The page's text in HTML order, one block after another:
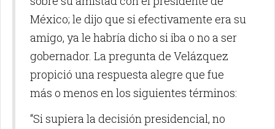
México; le dijo que si efectivamente era su
amigo, ya le habría dicho si iba o no a ser
gobernador. La pregunta de Velázquez
propició una respuesta alegre que fue
más o menos en los siguientes términos:
“Si supiera la decisión presidencial, no